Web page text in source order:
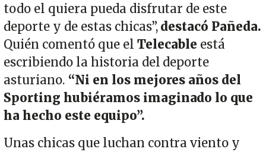
todo el quiera pueda disfrutar de este
deporte y de estas chicas”,destacó Pañeda.
Quién comentó que el Telecable está
escribiendo la historia del deporte
asturiano. “Ni en los mejores años del
Sporting hubiéramos imaginado lo que
ha hecho este equipo”.
Unas chicas que luchan contra viento y